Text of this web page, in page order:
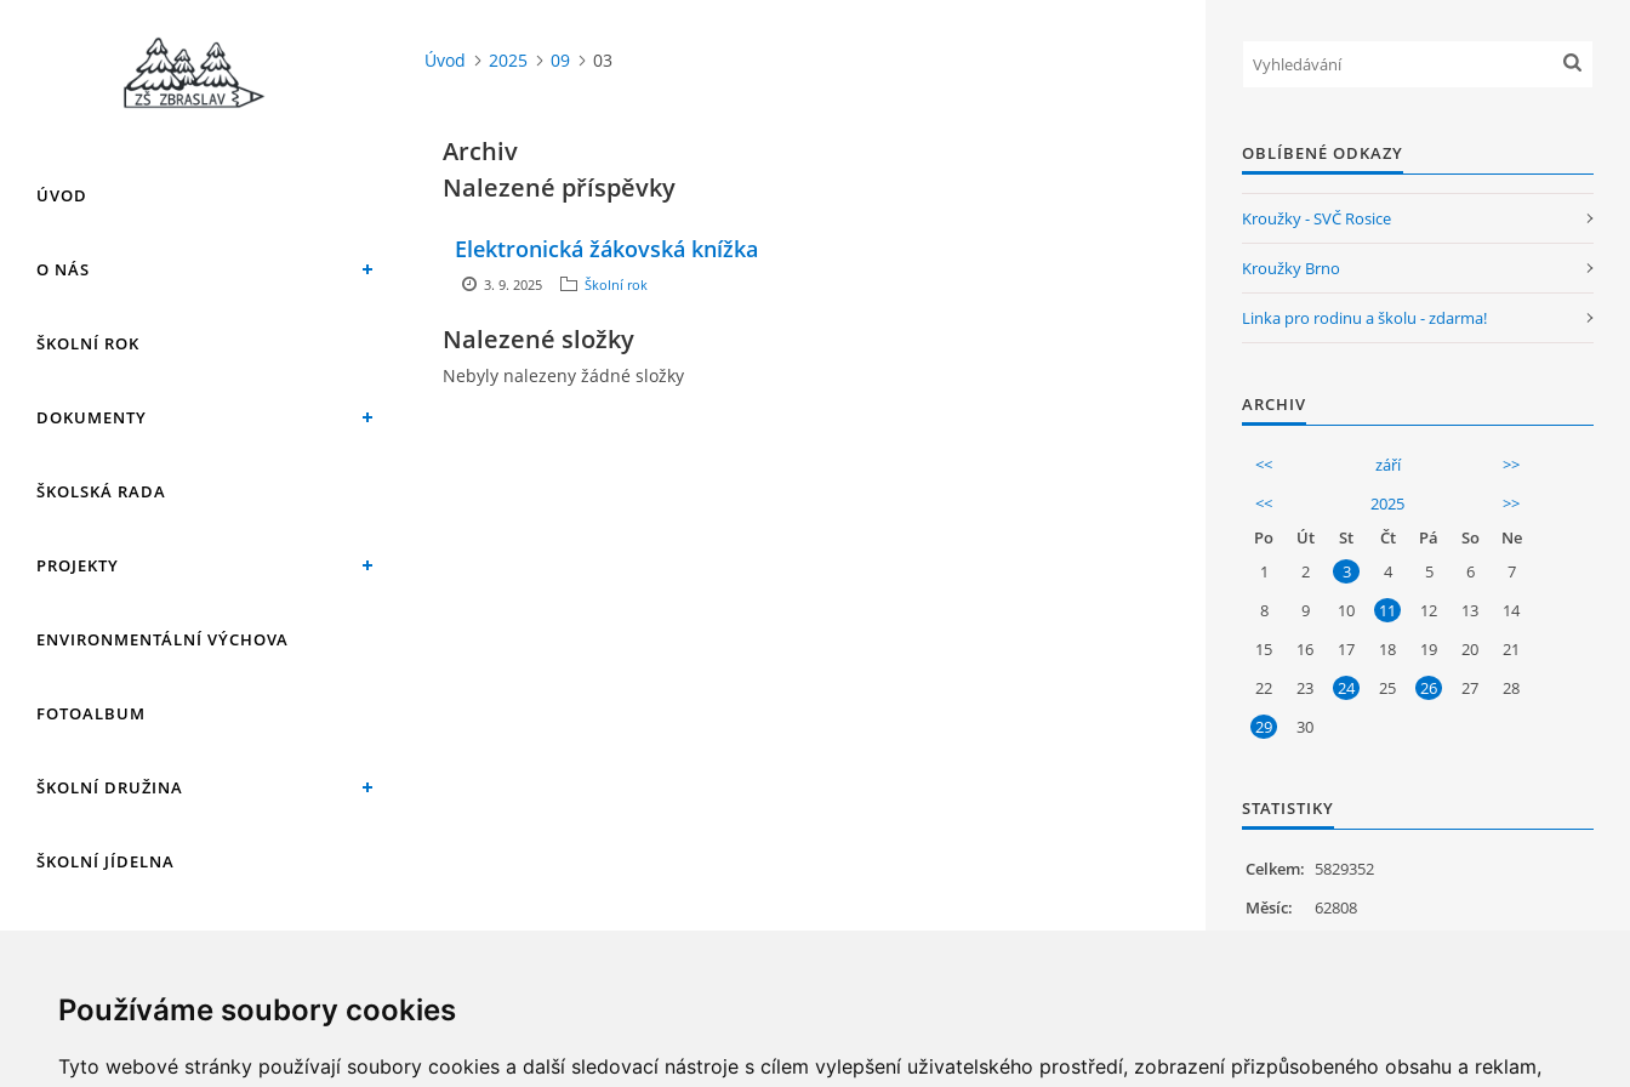
Používáme soubory cookies
Tyto webové stránky používají soubory cookies a další sledovací nástroje s cílem vylepšení uživatelského prostředí, zobrazení přizpůsobeného obsahu a reklam,
ÚVOD
O NÁS
ŠKOLNÍ ROK
DOKUMENTY
ŠKOLSKÁ RADA
PROJEKTY
ENVIRONMENTÁLNÍ VÝCHOVA
FOTOALBUM
ŠKOLNÍ DRUŽINA
ŠKOLNÍ JÍDELNA
KROUŽKY
Úvod 2025 09 03
Archiv
Nalezené příspěvky
Elektronická žákovská knížka
3. 9. 2025 Školní rok
Nalezené složky
Nebyly nalezeny žádné složky
OBLÍBENÉ ODKAZY
Kroužky - SVČ Rosice
Kroužky Brno
Linka pro rodinu a školu - zdarma!
ARCHIV
<< září
>>
<<
2025
>>
Po
Út St Čt Pá So
Ne
1
2 3 4 5 6
7
8
9 10 11 12 13
14
15
16 17 18 19 20
21
22
23 24 25 26 27
28
29
30
STATISTIKY
Celkem: 5829352
Měsíc:
62808